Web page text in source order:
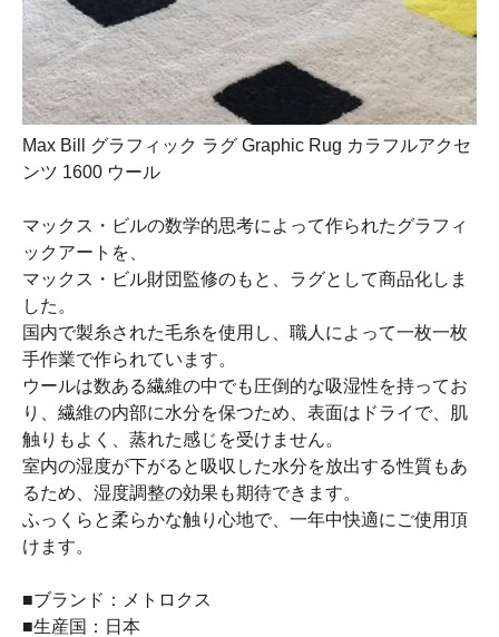
Max Bill グラフィック ラグ Graphic Rug カラフルアクセ
ンツ 1600 ウール
マックス・ビルの数学的思考によって作られたグラフィ
ックアートを、
マックス・ビル財団監修のもと、ラグとして商品化しま
した。
国内で製糸された毛糸を使用し、職人によって一枚一枚
手作業で作られています。
ウールは数ある繊維の中でも圧倒的な吸湿性を持ってお
り、繊維の内部に水分を保つため、表面はドライで、肌
触りもよく、蒸れた感じを受けません。
室内の湿度が下がると吸収した水分を放出する性質もあ
るため、湿度調整の効果も期待できます。
ふっくらと柔らかな触り心地で、一年中快適にご使用頂
けます。
■ブランド：メトロクス
■生産国：日本